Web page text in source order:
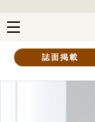
誌面掲載